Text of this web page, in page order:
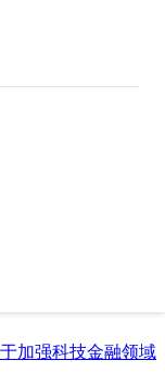
加强科技金融领域